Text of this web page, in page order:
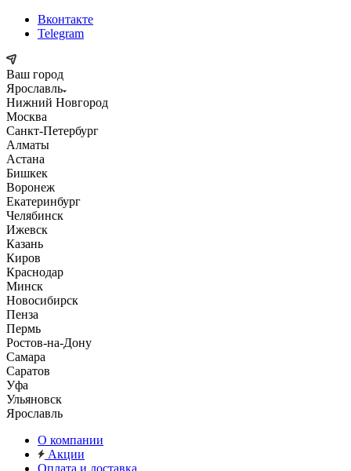
Вконтакте
Telegram
Ваш город
Ярославль
Нижний Новгород
Москва
Санкт-Петербург
Алматы
Астана
Бишкек
Воронеж
Екатеринбург
Челябинск
Ижевск
Казань
Киров
Краснодар
Минск
Новосибирск
Пенза
Пермь
Ростов-на-Дону
Самара
Саратов
Уфа
Ульяновск
Ярославль
О компании
Акции
Оплата и доставка